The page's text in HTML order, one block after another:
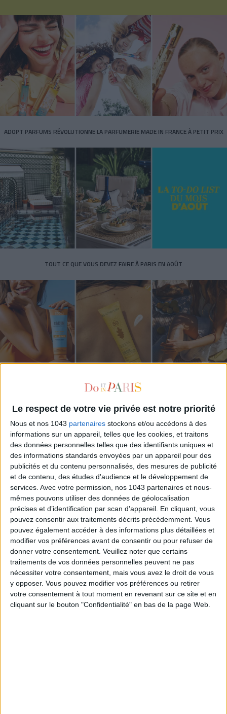
Le respect de votre vie privée est notre priorité
Nous et nos 1043 partenaires stockons et/ou accédons à des
informations sur un appareil, telles que les cookies, et traitons
des données personnelles telles que des identifiants uniques et
des informations standards envoyées par un appareil pour des
publicités et du contenu personnalisés, des mesures de publicité
et de contenu, des études d'audience et le développement de
services. Avec votre permission, nos 1043 partenaires et nous-
mêmes pouvons utiliser des données de géolocalisation
précises et d’identification par scan d'appareil. En cliquant, vous
pouvez consentir aux traitements décrits précédemment. Vous
pouvez également accéder à des informations plus détaillées et
modifier vos préférences avant de consentir ou pour refuser de
donner votre consentement. Veuillez noter que certains
traitements de vos données personnelles peuvent ne pas
nécessiter votre consentement, mais vous avez le droit de vous
y opposer. Vous pouvez modifier vos préférences ou retirer
votre consentement à tout moment en revenant sur ce site et en
cliquant sur le bouton "Confidentialité" en bas de la page Web.
ADOPT PARFUMS RÉVOLUTIONNE LA PARFUMERIE MADE IN FRANCE À PETIT PRIX
TOUT CE QUE VOUS DEVEZ FAIRE À PARIS EN AOÛT
LES MEILLEURS HÔTELS POUR UN WEEK-END SPA ET GASTRONOMIE